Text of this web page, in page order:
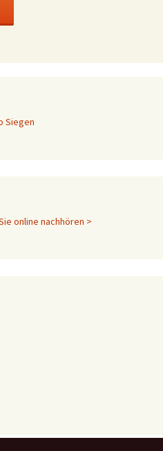
Siegen
online nachhören >